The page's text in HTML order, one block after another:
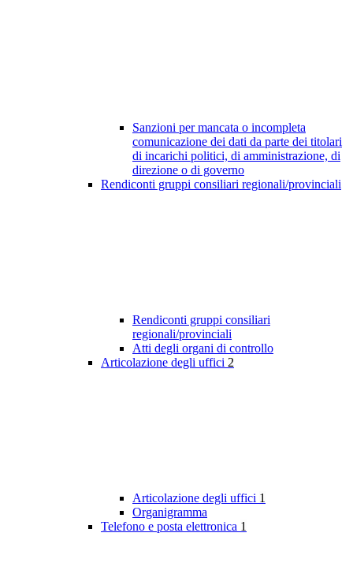
Sanzioni per mancata o incompleta
comunicazione dei dati da parte dei titolari
di incarichi politici, di amministrazione, di
direzione o di governo
Rendiconti gruppi consiliari regionali/provinciali
Rendiconti gruppi consiliari
regionali/provinciali
Atti degli organi di controllo
Articolazione degli uffici 2
Articolazione degli uffici 1
Organigramma
Telefono e posta elettronica 1